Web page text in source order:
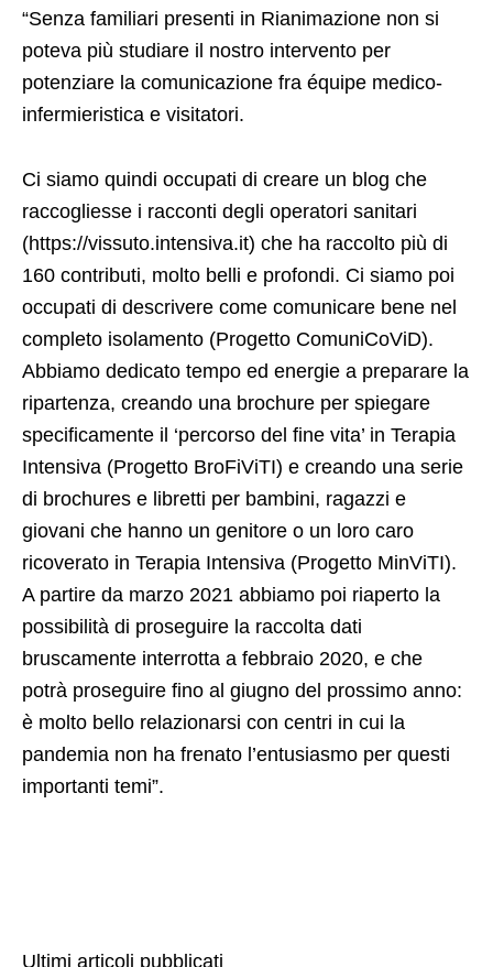
“Senza familiari presenti in Rianimazione non si
poteva più studiare il nostro intervento per
potenziare la comunicazione fra équipe medico-
infermieristica e visitatori.
Ci siamo quindi occupati di creare un blog che
raccogliesse i racconti degli operatori sanitari
(https://vissuto.intensiva.it) che ha raccolto più di
160 contributi, molto belli e profondi. Ci siamo poi
occupati di descrivere come comunicare bene nel
completo isolamento (Progetto ComuniCoViD).
Abbiamo dedicato tempo ed energie a preparare la
ripartenza, creando una brochure per spiegare
specificamente il ‘percorso del fine vita’ in Terapia
Intensiva (Progetto BroFiViTI) e creando una serie
di brochures e libretti per bambini, ragazzi e
giovani che hanno un genitore o un loro caro
ricoverato in Terapia Intensiva (Progetto MinViTI).
A partire da marzo 2021 abbiamo poi riaperto la
possibilità di proseguire la raccolta dati
bruscamente interrotta a febbraio 2020, e che
potrà proseguire fino al giugno del prossimo anno:
è molto bello relazionarsi con centri in cui la
pandemia non ha frenato l’entusiasmo per questi
importanti temi”.
Ultimi articoli pubblicati